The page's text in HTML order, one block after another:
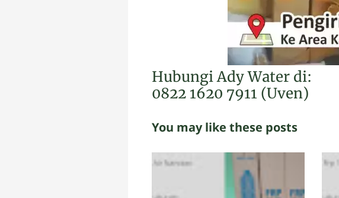
Hubungi Ady Water di:
0822 1620 7911 (Uven)
You may like these posts